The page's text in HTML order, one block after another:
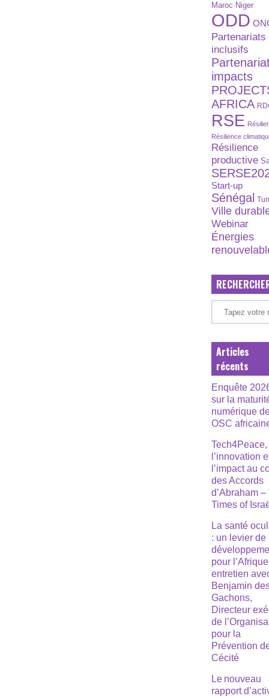
Maroc Niger
ODD
Partenariats
inclusifs
impacts
AFRICA
RSE
Résilience
Résilience
productive
Start-up
Sénégal
Ville
Webinar
Énergies
Articles
récents
Enquête
sur la
numérique
OSC
Tech4Peace,
l’innovation
l’impact au
des Accords
d’Abraham –
Times of
La santé
: un levier de
pour
entretien
Benjamin
Gachons,
Directeur
de
pour la
Prévention
Cécité
Le nouveau
rapport